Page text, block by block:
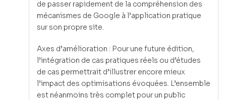
de passer rapidement de la compréhension des
mécanismes de Google à l’application pratique
sur son propre site.
Axes d’amélioration : Pour une future édition,
l’intégration de cas pratiques réels ou d’études
de cas permettrait d’illustrer encore mieux
l’impact des optimisations évoquées. L’ensemble
est néanmoins très complet pour un public